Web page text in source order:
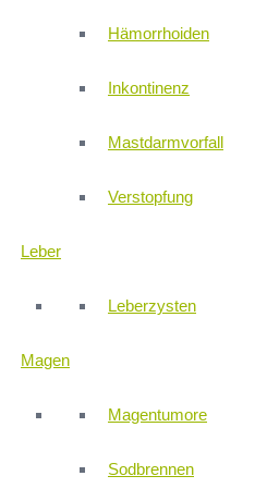
Hämorrhoiden
Inkontinenz
Mastdarmvorfall
Verstopfung
Leber
Leberzysten
Magen
Magentumore
Sodbrennen
Engstellen der Speiseröhre
Patienten